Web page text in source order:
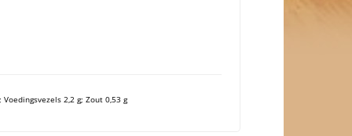
2,2 g; Zout 0,53 g